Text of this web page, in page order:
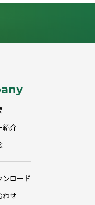
紹介
ンロード
わせ